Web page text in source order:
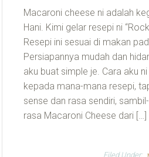
Macaroni cheese ni adalah
Hani. Kimi gelar resepi ni
Resepi ini sesuai di makan
Persiapannya mudah dan
aku buat simple je. Cara aku
kepada mana-mana resepi,
sense dan rasa sendiri,
rasa Macaroni Cheese dari […]
Filed Under: